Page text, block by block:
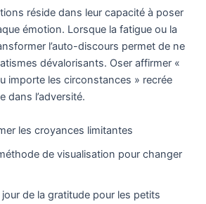
réside dans leur capacité à poser
émotion. Lorsque la fatigue ou la
l’auto-discours permet de ne
dévalorisants. Oser affirmer «
importe les circonstances » recrée
dans l’adversité.
les croyances limitantes
de visualisation pour changer
de la gratitude pour les petits